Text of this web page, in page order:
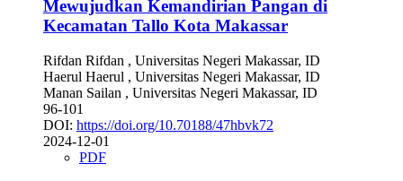
Mewujudkan Kemandirian Pangan di
Kecamatan Tallo Kota Makassar
Rifdan Rifdan , Universitas Negeri Makassar, ID
Haerul Haerul , Universitas Negeri Makassar, ID
Manan Sailan , Universitas Negeri Makassar, ID
96-101
DOI: https://doi.org/10.70188/47hbvk72
2024-12-01
PDF